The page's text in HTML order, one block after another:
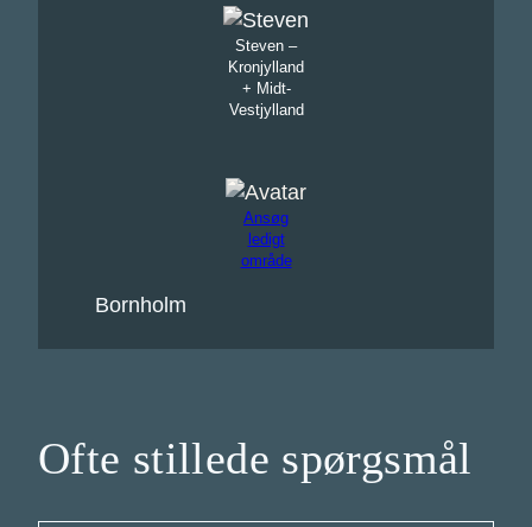
Steven –
Kronjylland
+ Midt-
Vestjylland
Ansøg
ledigt
område
Bornholm
Ofte stillede spørgsmål